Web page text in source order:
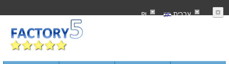
עִברִית ₪